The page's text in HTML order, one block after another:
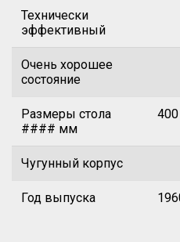
Технически
эффективный
Очень хорошее
состояние
Размеры стола
#### мм
Чугунный корпус
Год выпуска